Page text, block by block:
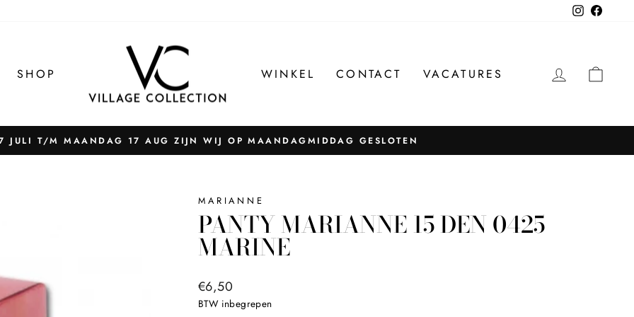
Instagram
SHOP WINKEL CONTACT VACATURES
Pauzeer
JULI T/M MAANDAG 17 AUG ZIJN WIJ OP MAANDAGMIDDAG GESLOTEN
MARIANNE
PANTY MARIANNE 15 DEN 0425
MARINE
Normale
prijs
€6,50
BTW inbegrepen